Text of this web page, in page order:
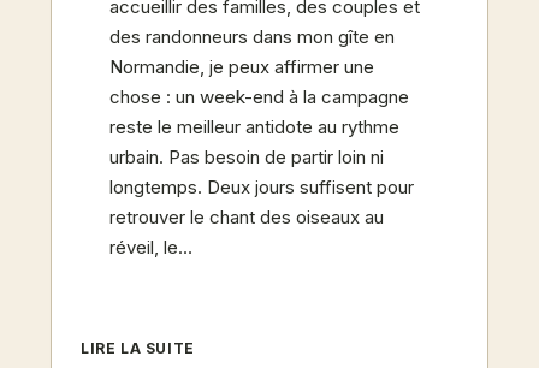
accueillir des familles, des couples et
des randonneurs dans mon gîte en
Normandie, je peux affirmer une
chose : un week-end à la campagne
reste le meilleur antidote au rythme
urbain. Pas besoin de partir loin ni
longtemps. Deux jours suffisent pour
retrouver le chant des oiseaux au
réveil, le…
LIRE LA SUITE